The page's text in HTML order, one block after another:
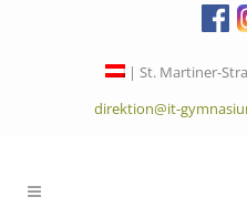
| St. Martiner-
direktion@it-